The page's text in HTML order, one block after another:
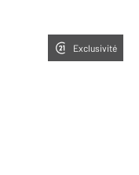
Exclusivité